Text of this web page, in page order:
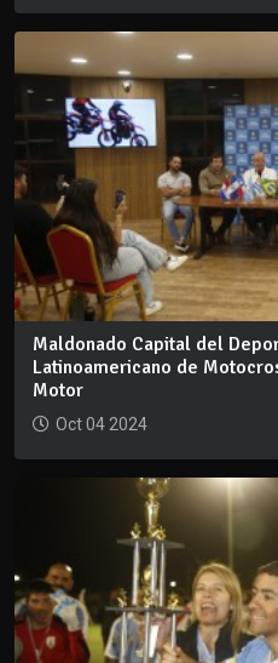
Maldonado Capital del
Latinoamericano de
Motor
Oct 04 2024